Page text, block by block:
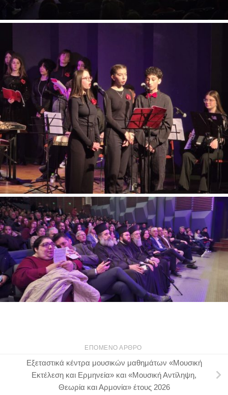
ΕΠΌΜΕΝΟ ΆΡΘΡΟ
Εξεταστικά κέντρα μουσικών μαθημάτων «Μουσική
Εκτέλεση και Ερμηνεία» και «Μουσική Αντίληψη,
Θεωρία και Αρμονία» έτους 2026